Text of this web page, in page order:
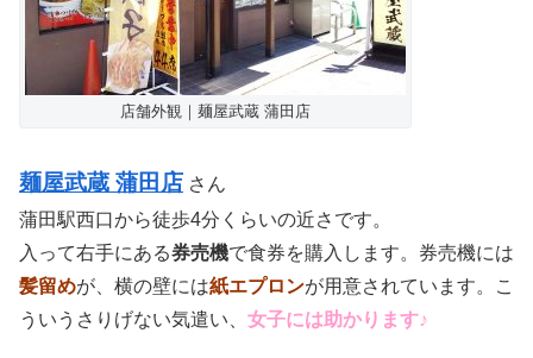
店舗外観｜麺屋武蔵 蒲田店
麺屋武蔵 蒲田店 さん
蒲田駅西口から徒歩4分くらいの近さです。
入って右手にある券売機で食券を購入します。券売機には
髪留めが、横の壁には紙エプロンが用意されています。こ
ういうさりげない気遣い、 女子には助かります♪